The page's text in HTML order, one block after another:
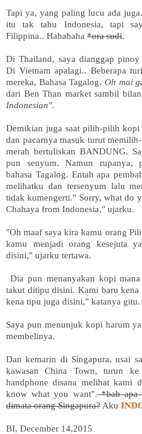
Tapi ya, yang paling lucu ada
itu tak tahu Indonesia, tapi
Filippina.. Hahahaha *ora sudi.
Di Thailand, saya dianggap
Di Vietnam apalagi.. Beberapa
mereka, Bahasa Tagalog. Oh mai
dari Ben Than market sambil
Indonesian".
Demikian juga saat pilih-pilih kopi
dan pacarnya masuk turut
merah bertuliskan BANDUNG.
pun senyum. Namun rupanya,
bahasa Tagalog. Entah apa
melihatku dan tersenyum lalu
tidak kumengerti." Sorry, what do
Chahaya from Indonesia," ujarku.
"Oh maaf saya kira kamu orang
kamu menjadi orang kesejuta
disini," ujarku tertawa.
Dia pun menanyakan kopi
takut ditipu disini. Kami baru kena
kena tipu juga disini," katanya gitu.
Saya pun menunjuk kopi harum
membelinya.
Dan kemarin di Singapura, usai
kawasan China Town, turun
handphone disana melihat kami
know what you want".*bah apa
dimata orang Singapura? Aku
BI, December 14,2015